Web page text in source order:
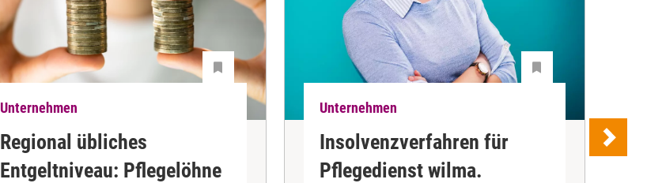
Unternehmen
Regional übliches
Entgeltniveau: Pflegelöhne
Unternehmen
Insolvenzverfahren für
Pflegedienst wilma.